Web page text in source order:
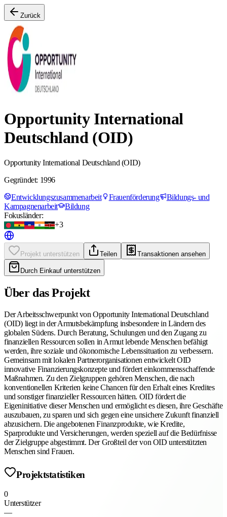
Zurück
Opportunity International
Deutschland (OID)
Opportunity International Deutschland (OID)
Gegründet: 1996
Entwicklungszusammenarbeit
Frauenförderung
Bildungs- und
Kampagnenarbeit
Bildung
Fokusländer:
+3
Projekt unterstützen Teilen Transaktionen ansehen
Durch Einkauf unterstützen
Über das Projekt
Der Arbeitsschwerpunkt von Opportunity International Deutschland
(OID) liegt in der Armutsbekämpfung insbesondere in Ländern des
globalen Südens. Durch Beratung, Schulungen und den Zugang zu
finanziellen Ressourcen sollen in Armut lebende Menschen befähigt
werden, ihre soziale und ökonomische Lebenssituation zu verbessern.
Gemeinsam mit lokalen Partnerorganisationen entwickelt OID
innovative Finanzierungskonzepte und fördert einkommensschaffende
Maßnahmen. Zu den Zielgruppen gehören Menschen, die nach
konventionellen Kriterien keine Chancen für den Erhalt eines Kredites
und sonstiger finanzieller Ressourcen hätten. OID fördert die
Eigeninitiative dieser Menschen und ermöglicht es diesen, ihre Geschäfte
auszubauen, zu sparen und sich gegen eine unsichere Zukunft finanziell
abzusichern. Die angebotenen Finanzprodukte, wie Kredite,
Sparprodukte und Versicherungen, werden speziell auf die Bedürfnisse
der Zielgruppe abgestimmt. Der Großteil der von OID unterstützten
Menschen sind Frauen.
Projektstatistiken
0
Unterstützer
—